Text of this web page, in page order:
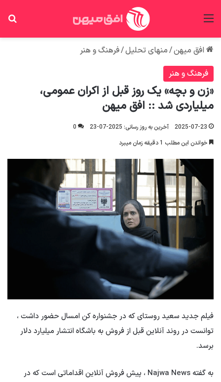
افق میهن/منهای تحلیل/فرهنگ و هنر
فرهنگ و هنر
«زن و بچه» یک روز قبل از اکران عمومی،
میلیاردی شد :: افق میهن
2025-07-23 آخرین به روز رسانی: 2025-07-23
0
خواندن این مطلب 1 دقیقه زمان میبرد
فیلم جدید سعید روستای که در جشنواره کن امسال حضور داشت ،
توانست در روند آنلاین قبل از فروش به باشگاه انتشار میلیارد دلار
برسد.
به گفته Najwa News ، پیش فروش آنلاین اقداماتی است که در